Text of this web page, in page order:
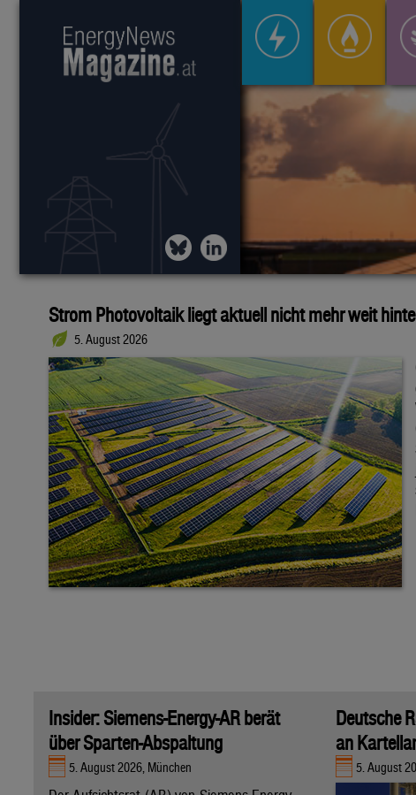
Strom Photovoltaik liegt aktuell nicht mehr weit
5. August 2026
Insider: Siemens-Energy-AR berät
über Sparten-Abspaltung
5. August 2026, München
Deutsche
an
5. August